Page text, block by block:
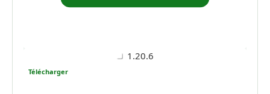
1.20.6
Télécharger